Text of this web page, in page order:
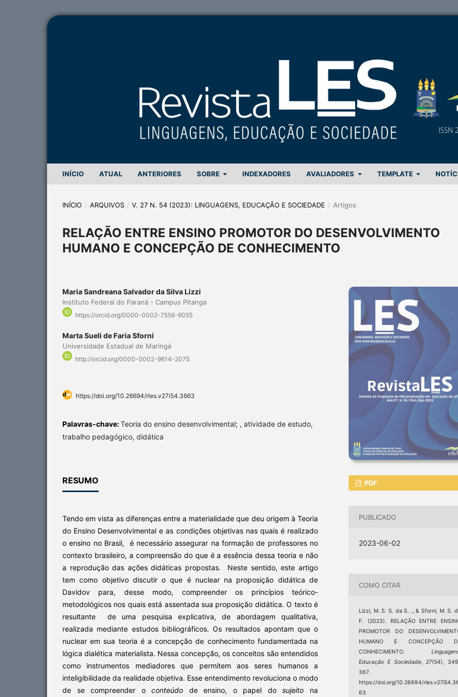
INÍCIO ATUAL ANTERIORES SOBRE INDEXADORES AVALIADORES TEMPLATE
INÍCIO / ARQUIVOS / V. 27 N. 54 (2023): LINGUAGENS, EDUCAÇÃO E SOCIEDADE / Artigos
RELAÇÃO ENTRE ENSINO PROMOTOR DO DESENVOLVIMENTO
HUMANO E CONCEPÇÃO DE CONHECIMENTO
Maria Sandreana Salvador da Silva Lizzi
Instituto Federal do Paraná - Campus Pitanga
https://orcid.org/0000-0002-7556-6055
Marta Sueli de Faria Sforni
Universidade Estadual de Maringá
http://orcid.org/0000-0002-9614-2075
https://doi.org/10.26694/rles.v27i54.3663
Palavras-chave:Teoria do ensino desenvolvimental; , atividade de estudo,
trabalho pedagógico, didática
RESUMO
Tendo em vista as diferenças entre a materialidade que deu origem à Teoria
do Ensino Desenvolvimental e as condições objetivas nas quais é realizado
o ensino no Brasil, é necessário assegurar na formação de professores no
contexto brasileiro, a compreensão do que é a essência dessa teoria e não
a reprodução das ações didáticas propostas. Neste sentido, este artigo
tem como objetivo discutir o que é nuclear na proposição didática de
Davidov para, desse modo, compreender os princípios teórico-
metodológicos nos quais está assentada sua proposição didática. O texto é
resultante de uma pesquisa explicativa, de abordagem qualitativa,
realizada mediante estudos bibliográficos. Os resultados apontam que o
nuclear em sua teoria é a concepção de conhecimento fundamentada na
lógica dialética materialista. Nessa concepção, os conceitos são entendidos
como instrumentos mediadores que permitem aos seres humanos a
inteligibilidade da realidade objetiva. Esse entendimento revoluciona o modo
de se compreender oconteúdo de ensino, o papel dosujeito na
PDF
PUBLICADO
2023-06-02
COMO CITAR
Lizzi, M. S. S. da S. ., & Sforni, M. S.
F. (2023). RELAÇÃO ENTRE
PROMOTOR DO
HUMANO E CONCEPÇÃO
CONHECIMENTO.
Educação E Sociedade,27(54),
367.
https://doi.org/10.26694/
63